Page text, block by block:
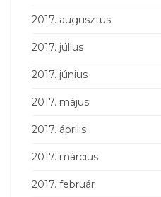
2017. augusztus
2017. július
2017. június
2017. május
2017. április
2017. március
2017. február